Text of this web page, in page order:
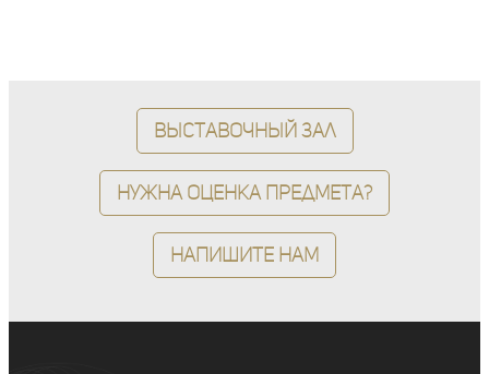
Выставочный зал
Нужна оценка предмета?
Напишите нам